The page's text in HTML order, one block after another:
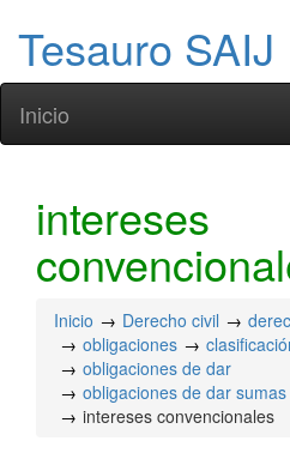
Tesauro SAIJ
Inicio
intereses
Inicio Derecho civil
obligaciones
obligaciones de dar
obligaciones de dar
intereses convencionales